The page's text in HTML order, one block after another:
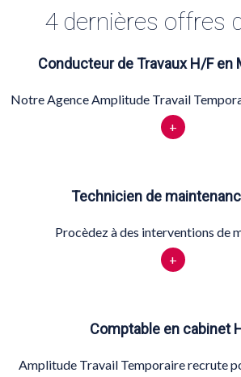
4 dernières offres
Conducteur de Travaux H/F en
Notre Agence Amplitude Travail
+
Technicien de
Procèdez à des interventions de
+
Comptable en cabinet
Amplitude Travail Temporaire recrute